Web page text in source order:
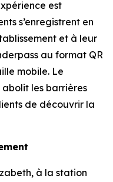
est
s’enregistrent en
et à leur
au format QR
mobile. Le
les barrières
de découvrir la
à la station